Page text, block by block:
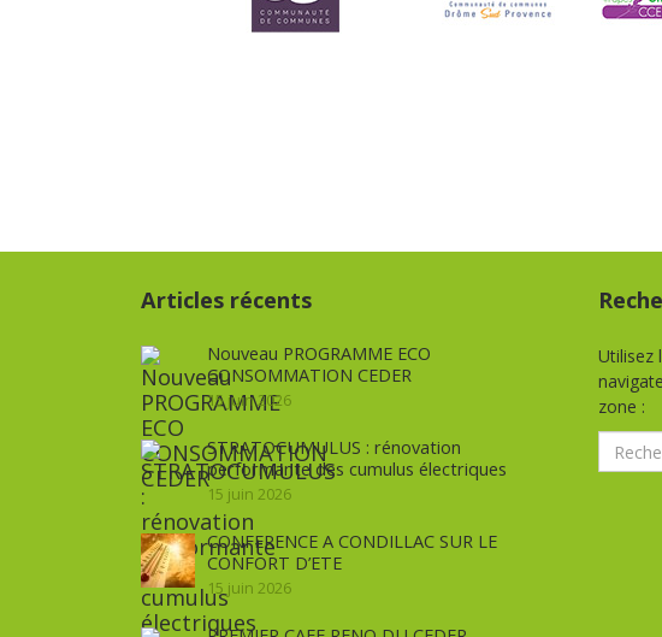
Articles récents
Nouveau PROGRAMME ECO
CONSOMMATION CEDER
15 juin 2026
STRATOCUMULUS : rénovation
performante des cumulus électriques
15 juin 2026
CONFERENCE A CONDILLAC SUR LE
CONFORT D’ETE
15 juin 2026
Utilisez
zone :